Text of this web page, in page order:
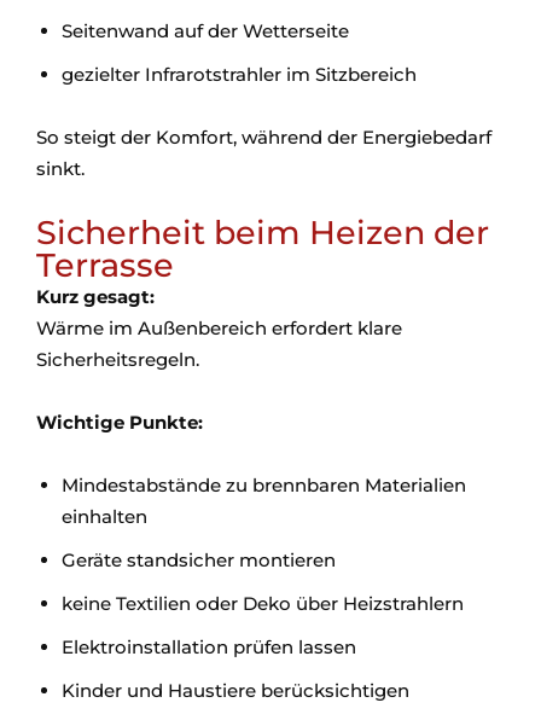
Seitenwand auf der Wetterseite
gezielter Infrarotstrahler im Sitzbereich
So steigt der Komfort, während der Energiebedarf
sinkt.
Sicherheit beim Heizen der
Terrasse
Kurz gesagt:
Wärme im Außenbereich erfordert klare
Sicherheitsregeln.
Wichtige Punkte:
Mindestabstände zu brennbaren Materialien
einhalten
Geräte standsicher montieren
keine Textilien oder Deko über Heizstrahlern
Elektroinstallation prüfen lassen
Kinder und Haustiere berücksichtigen